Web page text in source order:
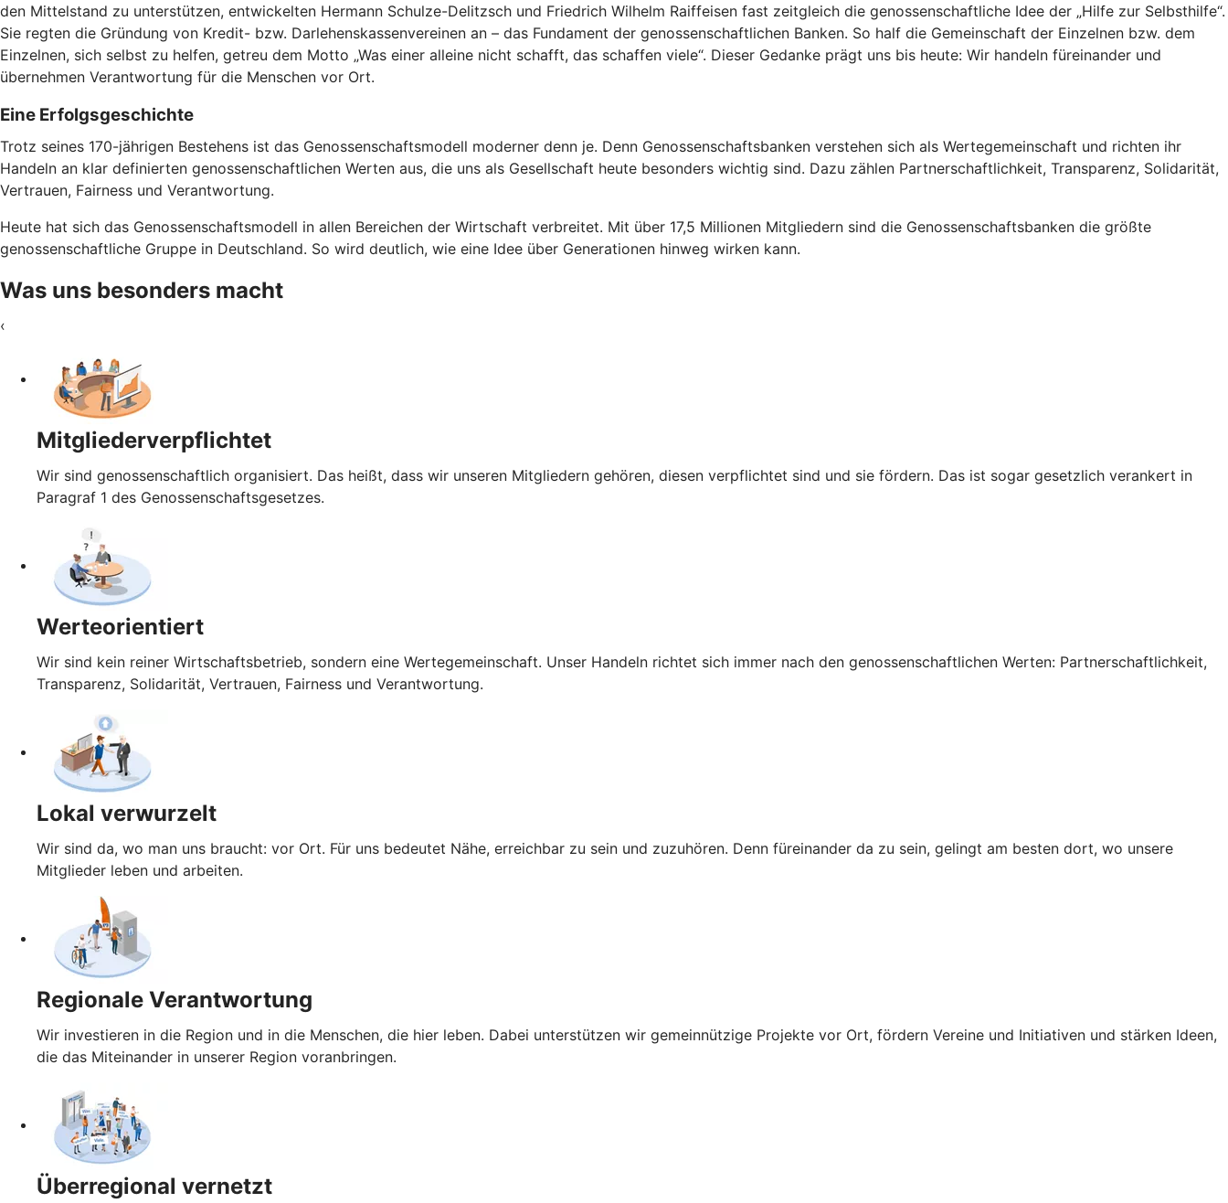
den Mittelstand zu unterstützen, entwickelten Hermann Schulze-Delitzsch und Friedrich Wilhelm Raiffeisen fast zeitgleich die genossenschaftliche Idee der „Hilfe zur Selbsthilfe“.
Sie regten die Gründung von Kredit- bzw. Darlehenskassenvereinen an – das Fundament der genossenschaftlichen Banken. So half die Gemeinschaft der Einzelnen bzw. dem
Einzelnen, sich selbst zu helfen, getreu dem Motto „Was einer alleine nicht schafft, das schaffen viele“. Dieser Gedanke prägt uns bis heute: Wir handeln füreinander und
übernehmen Verantwortung für die Menschen vor Ort.
Eine Erfolgsgeschichte
Trotz seines 170-jährigen Bestehens ist das Genossenschaftsmodell moderner denn je. Denn Genossenschaftsbanken verstehen sich als Wertegemeinschaft und richten ihr
Handeln an klar definierten genossenschaftlichen Werten aus, die uns als Gesellschaft heute besonders wichtig sind. Dazu zählen Partnerschaftlichkeit, Transparenz, Solidarität,
Vertrauen, Fairness und Verantwortung.
Heute hat sich das Genossenschaftsmodell in allen Bereichen der Wirtschaft verbreitet. Mit über 17,5 Millionen Mitgliedern sind die Genossenschaftsbanken die größte
genossenschaftliche Gruppe in Deutschland. So wird deutlich, wie eine Idee über Generationen hinweg wirken kann.
Was uns besonders macht
‹
Mitgliederverpflichtet
Wir sind genossenschaftlich organisiert. Das heißt, dass wir unseren Mitgliedern gehören, diesen verpflichtet sind und sie fördern. Das ist sogar gesetzlich verankert in
Paragraf 1 des Genossenschaftsgesetzes.
Werteorientiert
Wir sind kein reiner Wirtschaftsbetrieb, sondern eine Wertegemeinschaft. Unser Handeln richtet sich immer nach den genossenschaftlichen Werten: Partnerschaftlichkeit,
Transparenz, Solidarität, Vertrauen, Fairness und Verantwortung.
Lokal verwurzelt
Wir sind da, wo man uns braucht: vor Ort. Für uns bedeutet Nähe, erreichbar zu sein und zuzuhören. Denn füreinander da zu sein, gelingt am besten dort, wo unsere
Mitglieder leben und arbeiten.
Regionale Verantwortung
Wir investieren in die Region und in die Menschen, die hier leben. Dabei unterstützen wir gemeinnützige Projekte vor Ort, fördern Vereine und Initiativen und stärken Ideen,
die das Miteinander in unserer Region voranbringen.
Überregional vernetzt